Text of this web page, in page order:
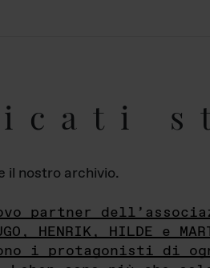
il nostro archivio.
partner
HENRIK, HILDE e
sono i protagonisti di